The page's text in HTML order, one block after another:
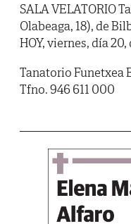
SALA VELATORIO
Olabeaga, 18), de
HOY, viernes, día 20,
Tanatorio Funetxea
Tfno. 946 611 000